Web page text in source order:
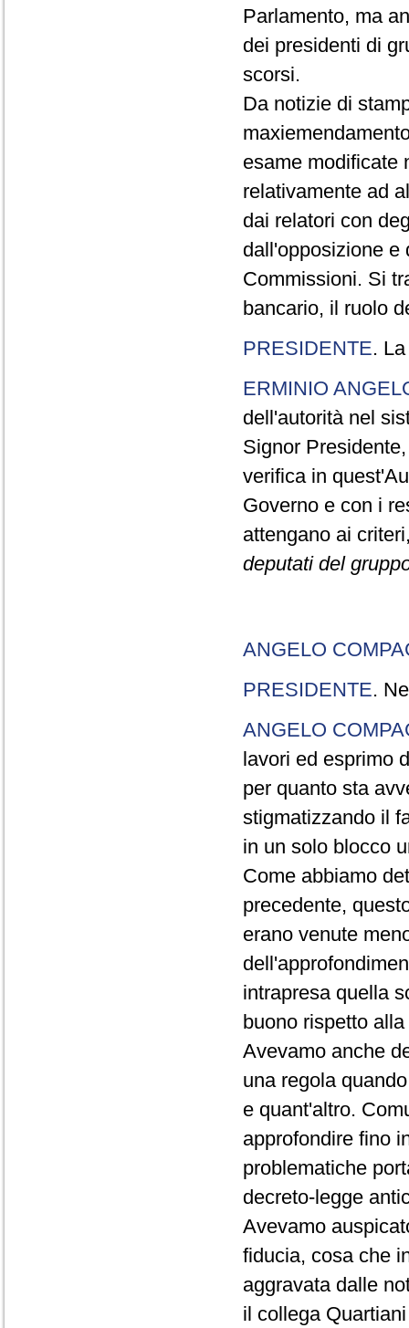
Parlamento, ma
dei presidenti di
scorsi.
Da notizie di
esame modificate
relativamente ad
dai relatori con
dall'opposizione e
Commissioni. Si
bancario, il ruolo
PRESIDENTE.
ERMINIO
dell'autorità nel
Signor
verifica in
Governo e con i
attengano ai
deputati del
ANGELO
PRESIDENTE.
ANGELO
lavori ed esprimo
per quanto sta
stigmatizzando il
in un solo blocco
Come abbiamo
precedente,
erano venute
intrapresa quella
buono rispetto
Avevamo anche
una regola
e quant'altro.
approfondire fino
problematiche
decreto-legge
Avevamo
fiducia, cosa che
aggravata dalle
il collega